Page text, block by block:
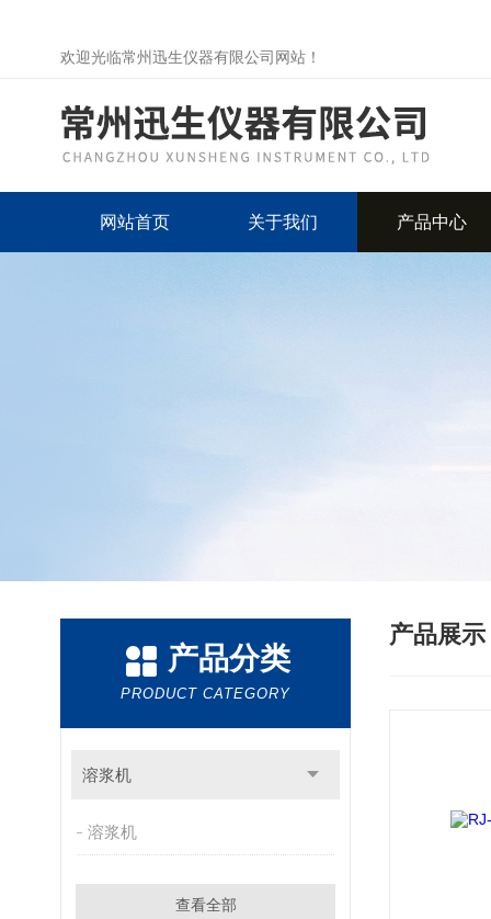
欢迎光临常州迅生仪器有限公司网站！
网站首页 关于我们 产品中心
产品分类
PRODUCT CATEGORY
溶浆机
溶浆机
查看全部
产品展示